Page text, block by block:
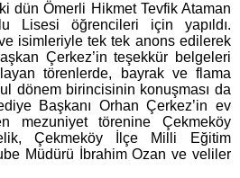
dün Ömerli Hikmet Tevfik Ataman
Lisesi öğrencileri için yapıldı.
ve isimleriyle tek tek anons edilerek
Çerkez’in teşekkür belgeleri
törenlerde, bayrak ve flama
dönem birincisinin konuşması da
Başkanı Orhan Çerkez’in ev
mezuniyet törenine Çekmeköy
Çekmeköy İlçe Milli Eğitim
Müdürü İbrahim Ozan ve veliler